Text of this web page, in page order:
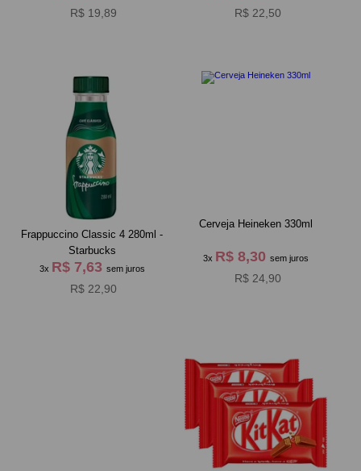
R$ 19,89 R$ 22,50
Frappuccino Classic 4 280ml -
Starbucks
3x R$ 7,63 sem juros
R$ 22,90
Cerveja Heineken 330ml
3x R$ 8,30sem juros
R$ 24,90